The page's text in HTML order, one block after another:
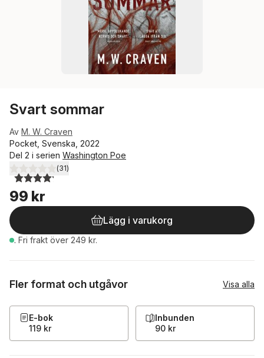
Svart sommar
Av M. W. Craven
Pocket, Svenska, 2022
Del 2 i serien Washington Poe
4,2utav 5 stjärnor. Totalt antal röster:
(31)
99 kr
Lägg i varukorg
. Fri frakt över 249 kr.
Fler format och utgåvor Visa alla
E-bok
119 kr
Inbunden
90 kr